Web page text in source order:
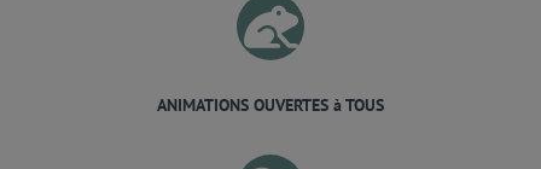
ANIMATIONS OUVERTES à TOUS